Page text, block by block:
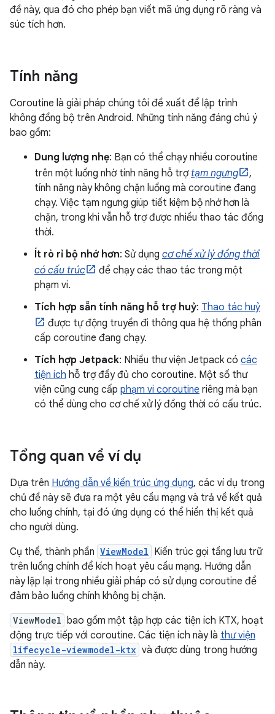
đề này, qua đó cho phép bạn viết mã ứng dụng rõ ràng và
súc tích hơn.
Tính năng
Coroutine là giải pháp chúng tôi đề xuất để lập trình
không đồng bộ trên Android. Những tính năng đáng chú ý
bao gồm:
Dung lượng nhẹ: Bạn có thể chạy nhiều coroutine
trên một luồng nhờ tính năng hỗ trợ tạm ngưng
,
tính năng này không chặn luồng mà coroutine đang
chạy. Việc tạm ngưng giúp tiết kiệm bộ nhớ hơn là
chặn, trong khi vẫn hỗ trợ được nhiều thao tác đồng
thời.
Ít rò rỉ bộ nhớ hơn: Sử dụng cơ chế xử lý đồng thời
có cấu trúc
để chạy các thao tác trong một
phạm vi.
Tích hợp sẵn tính năng hỗ trợ huỷ: Thao tác huỷ
được tự động truyền đi thông qua hệ thống phân
cấp coroutine đang chạy.
Tích hợp Jetpack: Nhiều thư viện Jetpack có các
tiện ích hỗ trợ đầy đủ cho coroutine. Một số thư
viện cũng cung cấp phạm vi coroutine riêng mà bạn
có thể dùng cho cơ chế xử lý đồng thời có cấu trúc.
Tổng quan về ví dụ
Dựa trên Hướng dẫn về kiến trúc ứng dụng, các ví dụ trong
chủ đề này sẽ đưa ra một yêu cầu mạng và trả về kết quả
cho luồng chính, tại đó ứng dụng có thể hiển thị kết quả
cho người dùng.
Cụ thể, thành phần ViewModel Kiến trúc gọi tầng lưu trữ
trên luồng chính để kích hoạt yêu cầu mạng. Hướng dẫn
này lặp lại trong nhiều giải pháp có sử dụng coroutine để
đảm bảo luồng chính không bị chặn.
ViewModel bao gồm một tập hợp các tiện ích KTX, hoạt
động trực tiếp với coroutine. Các tiện ích này là thư viện
lifecycle-viewmodel-ktx và được dùng trong hướng
dẫn này.